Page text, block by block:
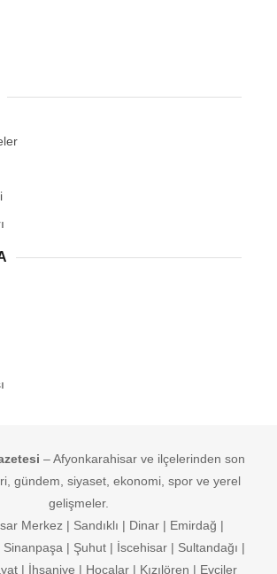
– Afyonkarahisar ve ilçelerinden son
gündem, siyaset, ekonomi, spor ve yerel
gelişmeler.
Merkez | Sandıklı | Dinar | Emirdağ |
| Şuhut | İscehisar | Sultandağı |
| İhsaniye | Hocalar | Kızılören | Evciler